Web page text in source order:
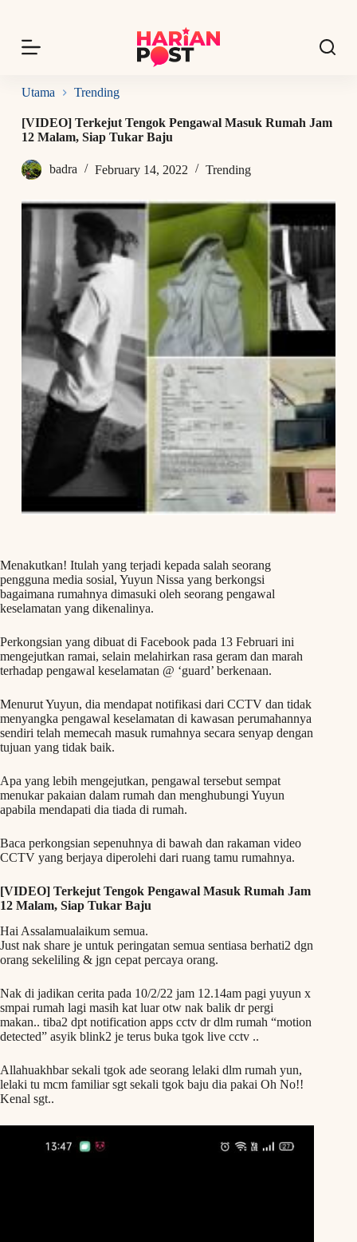
p
o
n
Utama Trending
[VIDEO] Terkejut Tengok Pengawal Masuk Rumah Jam
12 Malam, Siap Tukar Baju
badra February 14, 2022 Trending
Menakutkan! Itulah yang terjadi kepada salah seorang
pengguna media sosial, Yuyun Nissa yang berkongsi
bagaimana rumahnya dimasuki oleh seorang pengawal
keselamatan yang dikenalinya.
Perkongsian yang dibuat di Facebook pada 13 Februari ini
mengejutkan ramai, selain melahirkan rasa geram dan marah
terhadap pengawal keselamatan @ ‘guard’ berkenaan.
Menurut Yuyun, dia mendapat notifikasi dari CCTV dan tidak
menyangka pengawal keselamatan di kawasan perumahannya
sendiri telah memecah masuk rumahnya secara senyap dengan
tujuan yang tidak baik.
Apa yang lebih mengejutkan, pengawal tersebut sempat
menukar pakaian dalam rumah dan menghubungi Yuyun
apabila mendapati dia tiada di rumah.
Baca perkongsian sepenuhnya di bawah dan rakaman video
CCTV yang berjaya diperolehi dari ruang tamu rumahnya.
[VIDEO] Terkejut Tengok Pengawal Masuk Rumah Jam
12 Malam, Siap Tukar Baju
Hai Assalamualaikum semua.
Just nak share je untuk peringatan semua sentiasa berhati2 dgn
orang sekeliling & jgn cepat percaya orang.
Nak di jadikan cerita pada 10/2/22 jam 12.14am pagi yuyun x
smpai rumah lagi masih kat luar otw nak balik dr pergi
makan.. tiba2 dpt notification apps cctv dr dlm rumah “motion
detected” asyik blink2 je terus buka tgok live cctv ..
Allahuakhbar sekali tgok ade seorang lelaki dlm rumah yun,
lelaki tu mcm familiar sgt sekali tgok baju dia pakai Oh No!!
Kenal sgt..